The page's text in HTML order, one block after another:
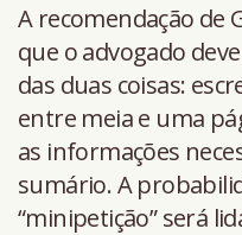
A recomendação de
que o advogado
das duas coisas:
entre meia e uma
as informações
sumário. A
“minipetição” será